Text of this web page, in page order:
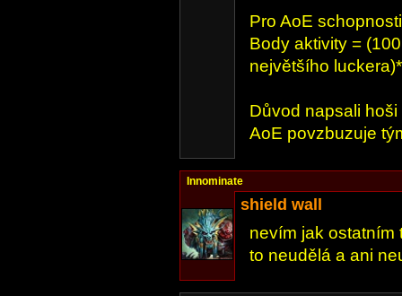
Pro AoE
Body aktivity =
největšího
Důvod napsali
AoE povzbuzuje
Innominate
shield wall
nevím jak ostatním
to neudělá a ani